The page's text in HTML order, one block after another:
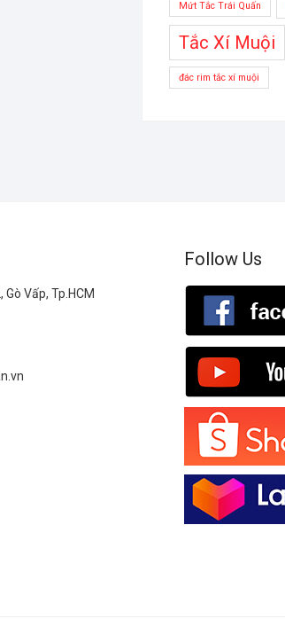
Mứt Tắc Trái Quấn
Tắc Xí Muội
đác rim tắc xí muội
Gò Vấp, Tp.HCM
Follow Us